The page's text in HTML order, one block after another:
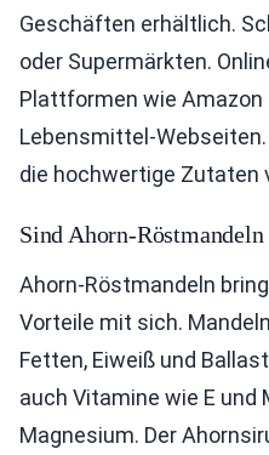
Geschäften erhältlich.
oder Supermärkten.
Plattformen wie
Lebensmittel-
die hochwertige Zutaten
Sind Ahorn-Röstmandeln
Ahorn-Röstmandeln
Vorteile mit sich.
Fetten, Eiweiß und
auch Vitamine wie E und
Magnesium. Der